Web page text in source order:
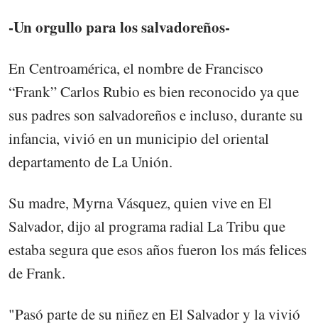
-Un orgullo para los salvadoreños-
En Centroamérica, el nombre de Francisco
“Frank” Carlos Rubio es bien reconocido ya que
sus padres son salvadoreños e incluso, durante su
infancia, vivió en un municipio del oriental
departamento de La Unión.
Su madre, Myrna Vásquez, quien vive en El
Salvador, dijo al programa radial La Tribu que
estaba segura que esos años fueron los más felices
de Frank.
"Pasó parte de su niñez en El Salvador y la vivió